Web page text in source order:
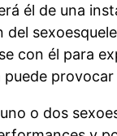
él de una
del
con él para
o dos